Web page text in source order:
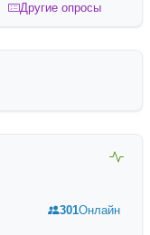
Другие опросы
301Онлайн